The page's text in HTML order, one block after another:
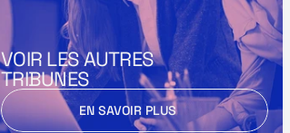
VOIR LES AUTRES
TRIBUNES
EN SAVOIR PLUS
EN SAVOIR PLUS